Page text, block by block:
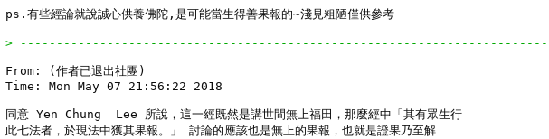
ps.有些經論就說誠心供養佛陀,是可能當生得善果報的~淺見粗陋僅供參考
>
From: (作者已退出社團)
Time: Mon May 07 21:56:22 2018
同意 Yen Chung  Lee 所說，這一經既然是講世間無上福田，那麼經中「其有眾生行
此七法者，於現法中獲其果報。」 討論的應該也是無上的果報，也就是證果乃至解